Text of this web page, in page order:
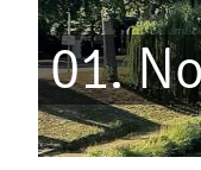
01.